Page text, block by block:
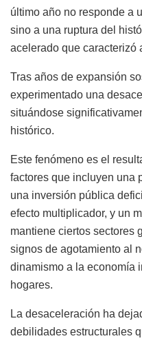
último año no responde a
sino a una ruptura del
acelerado que caracterizó
Tras años de expansión
experimentado una
situándose
histórico.
Este fenómeno es el
factores que incluyen una
una inversión pública
efecto multiplicador, y un
mantiene ciertos sectores
signos de agotamiento al
dinamismo a la economía
hogares.
La desaceleración ha
debilidades estructurales